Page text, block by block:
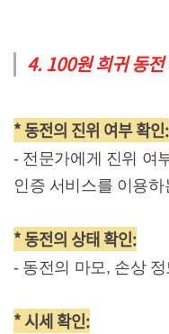
4. 100원 희귀 동전
* 동전의 진위 여부 확인:
- 전문가에게 진위 여
인증 서비스를 이용
* 동전의 상태 확인:
- 동전의 마모, 손상
* 시세 확인: